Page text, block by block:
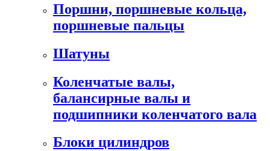
Поршни, поршневые кольца,
поршневые пальцы
Шатуны
Коленчатые валы,
балансирные валы и
подшипники коленчатого вала
Блоки цилиндров